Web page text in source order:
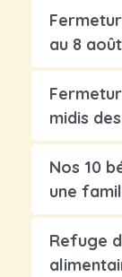
au 8 août
midis
Nos 10
une
Refuge